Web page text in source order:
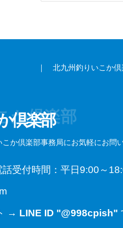
｜ 北九州釣りいこか
か倶楽部
倶楽部
か倶楽部事務局にお気軽にお問
受付時間：平日9:00～
→ LINE ID "@998cpish"